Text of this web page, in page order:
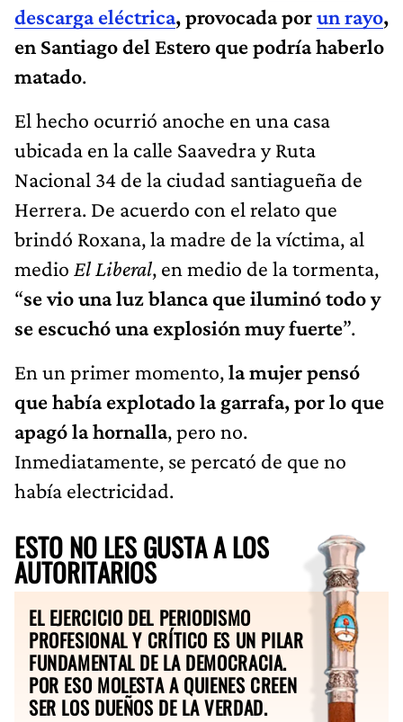
descarga eléctrica, provocada porun rayo,
en Santiago del Estero que podría haberlo
matado.
El hecho ocurrió anoche en una casa
ubicada en la calle Saavedra y Ruta
Nacional 34 de la ciudad santiagueña de
Herrera. De acuerdo con el relato que
brindó Roxana, la madre de la víctima, al
medio El Liberal, en medio de la tormenta,
“se vio una luz blanca que iluminó todo y
se escuchó una explosión muy fuerte”.
En un primer momento,la mujer pensó
que había explotado la garrafa, por lo que
apagó la hornalla, pero no.
Inmediatamente, se percató de que no
había electricidad.
ESTO NO LES GUSTA A LOS
AUTORITARIOS
EL EJERCICIO DEL PERIODISMO
PROFESIONAL Y CRÍTICO ES UN PILAR
FUNDAMENTAL DE LA DEMOCRACIA.
POR ESO MOLESTA A QUIENES CREEN
SER LOS DUEÑOS DE LA VERDAD.